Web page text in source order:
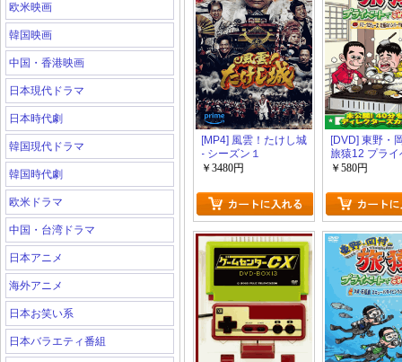
欧米映画
韓国映画
中国・香港映画
日本現代ドラマ
日本時代劇
韓国現代ドラマ
韓国時代劇
欧米ドラマ
中国・台湾ドラマ
日本アニメ
海外アニメ
日本お笑い系
日本バラエティ番組
[MP4] 風雲！たけし城
- シーズン１
￥3480円
[DVD] 東野・
旅猿12 プラ
でごめんなさ
極のハンバー
ろうの旅 プ
完全版
￥580円